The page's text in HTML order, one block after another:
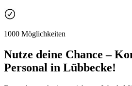
1000 Möglichkeiten
Nutze deine Chance –
Personal in Lübbecke!